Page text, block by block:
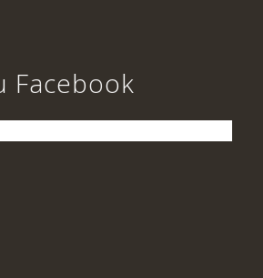
Facebook